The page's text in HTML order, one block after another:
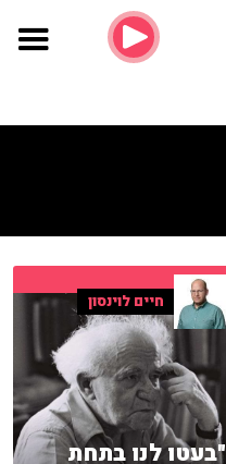
חיים לוינסון
"בעטו לנו בתחת